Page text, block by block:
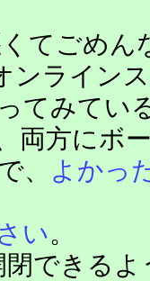
てごめん
ンライン
てみてい
両方にボ
、
よかっ
い。
閉できる